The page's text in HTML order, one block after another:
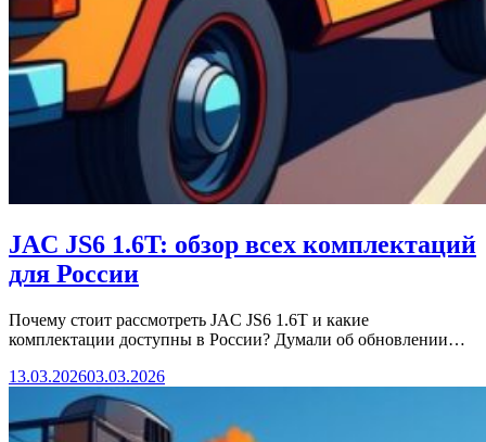
JAC JS6 1.6T: обзор всех комплектаций
для России
Почему стоит рассмотреть JAC JS6 1.6T и какие
комплектации доступны в России? Думали об обновлении…
13.03.202603.03.2026